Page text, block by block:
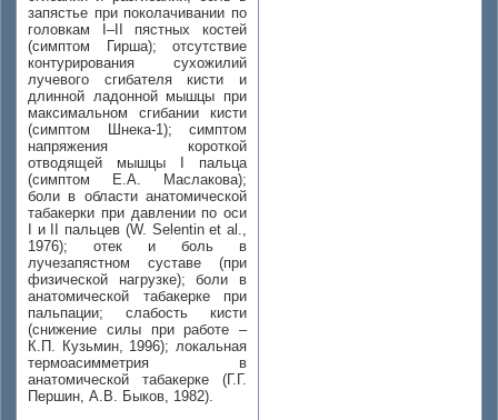
запястье при поколачивании по
головкам I–II пястных костей
(симптом Гирша); отсутствие
контурирования сухожилий
лучевого сгибателя кисти и
длинной ладонной мышцы при
максимальном сгибании кисти
(симптом Шнека-1); симптом
напряжения короткой
отводящей мышцы I пальца
(симптом Е.А. Маслакова);
боли в области анатомической
табакерки при давлении по оси
I и II пальцев (W. Selentin et al.,
1976); отек и боль в
лучезапястном суставе (при
физической нагрузке); боли в
анатомической табакерке при
пальпации; слабость кисти
(снижение силы при работе –
К.П. Кузьмин, 1996); локальная
термоасимметрия в
анатомической табакерке (Г.Г.
Першин, А.В. Быков, 1982).